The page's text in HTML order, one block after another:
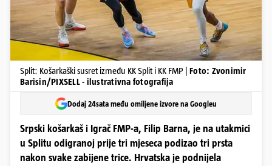
Split: Košarkaški susret između KK Split i KK FMP | Foto: Zvonimir
Barisin/PIXSELL - ilustrativna fotografija
Dodaj 24sata među omiljene izvore na Googleu
Srpski košarkaš i Igrač FMP-a, Filip Barna, je na utakmici
u Splitu odigranoj prije tri mjeseca podizao tri prsta
nakon svake zabijene trice. Hrvatska je podnijela